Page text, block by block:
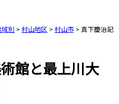
別 > 村山地区 > 村山市 > 真下慶治記
館と最上川大